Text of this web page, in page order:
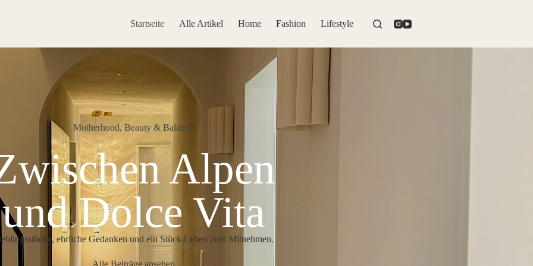
Startseite Alle Artikel Home Fashion Lifestyle
Motherhood, Beauty & Balance
Alpen
und Dolce Vita
ehrliche Gedanken und ein Stück Leben zum Mitnehmen.
Alle Beiträge ansehen